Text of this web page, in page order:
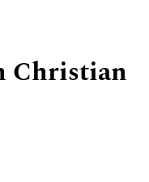
Christian